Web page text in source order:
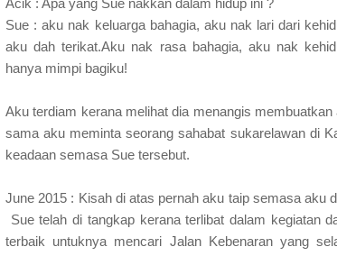
Sue : aku nak keluarga bahagia, aku nak lari dari
aku dah terikat.Aku nak rasa bahagia, aku nak
hanya mimpi bagiku!
Aku terdiam kerana melihat dia menangis
sama aku meminta seorang sahabat sukarelawan di
keadaan semasa Sue tersebut.
June 2015 : Kisah di atas pernah aku taip semasa aku
Sue telah di tangkap kerana terlibat dalam kegiatan
terbaik untuknya mencari Jalan Kebenaran yang